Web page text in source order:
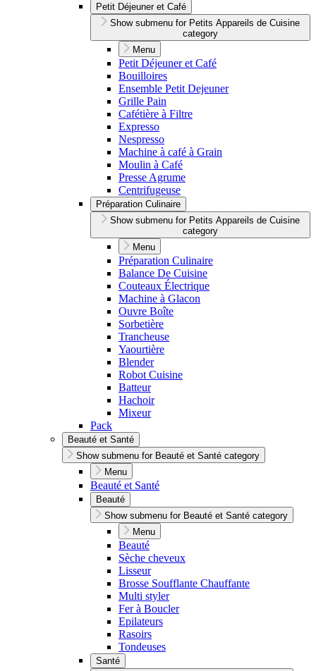
Petit Déjeuner et Café
Show submenu for Petits Appareils de Cuisine
category
Menu
Petit Déjeuner et Café
Bouilloires
Ensemble Petit Dejeuner
Grille Pain
Cafétière à Filtre
Expresso
Nespresso
Machine à café à Grain
Moulin à Café
Presse Agrume
Centrifugeuse
Préparation Culinaire
Show submenu for Petits Appareils de Cuisine
category
Menu
Préparation Culinaire
Balance De Cuisine
Couteaux Électrique
Machine à Glacon
Ouvre Boîte
Sorbetière
Trancheuse
Yaourtière
Blender
Robot Cuisine
Batteur
Hachoir
Mixeur
Pack
Beauté et Santé
Show submenu for Beauté et Santé category
Menu
Beauté et Santé
Beauté
Show submenu for Beauté et Santé category
Menu
Beauté
Sèche cheveux
Lisseur
Brosse Soufflante Chauffante
Multi styler
Fer à Boucler
Epilateurs
Rasoirs
Tondeuses
Santé